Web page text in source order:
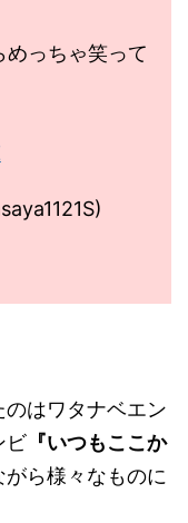
っちゃ笑って
はワタナベエン
ビ 『いつもここか
ら様々なものに